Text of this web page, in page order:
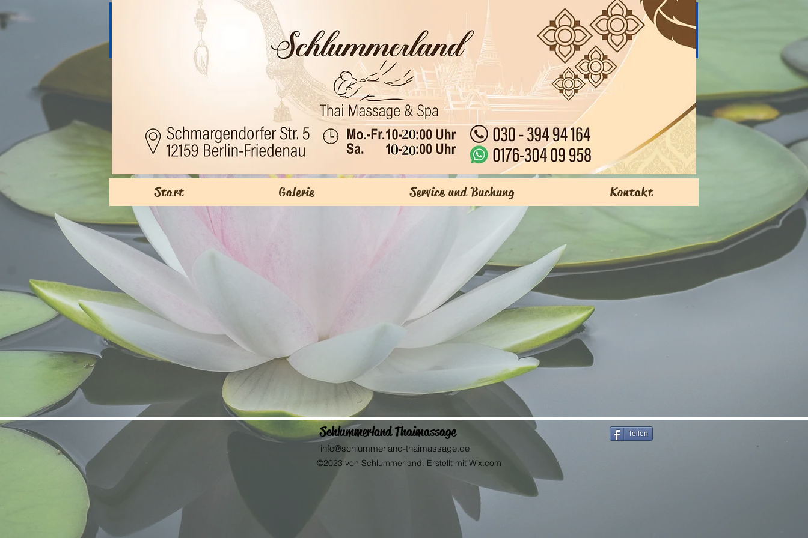
12159 Berlin (Tempelhof-
Schöneberg), Schmargendorfer Str. 5
Tel.: 030-39494164
Mo - Fr 10.00 -20.00 Uhr
Sa 10.00 - 20.00 Uhr
So geschlossen
Start Galerie Service und Buchung Kontakt
Schlummerland Thaimassage
info@schlummerland-thaimassage.de
©2023 von Schlummerland. Erstellt mit Wix.com
Teilen